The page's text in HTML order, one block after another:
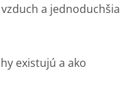
a jednoduchšia
existujú a ako